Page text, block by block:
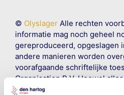
© OlyslagerAlle rechten
informatie mag noch geheel
gereproduceerd, opgeslagen
andere manieren worden
voorafgaande schriftelijke
Organisation B.V. Hoewel
om ervoor te zorgen dat deze